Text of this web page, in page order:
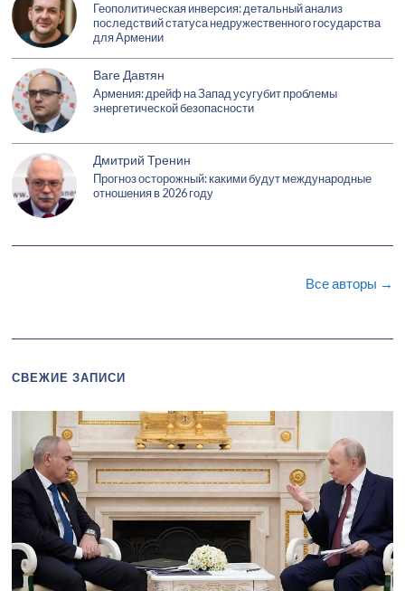
Геополитическая инверсия: детальный анализ
последствий статуса недружественного государства
для Армении
Ваге Давтян
Армения: дрейф на Запад усугубит проблемы
энергетической безопасности
Дмитрий Тренин
Прогноз осторожный: какими будут международные
отношения в 2026 году
Все авторы →
СВЕЖИЕ ЗАПИСИ